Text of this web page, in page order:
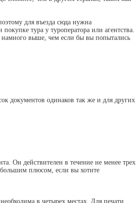
для въезда сюда нужна
тура у туроператора или агентства.
намного выше, чем если бы вы попытались
документов одинаков так же и для других
Он действителен в течение не менее трех
плюсом, если вы хотите
в четырех местах. Для печати